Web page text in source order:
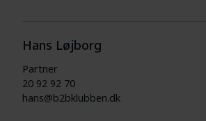
Hans Løjborg
Partner
20 92 92 70
hans@b2bklubben.dk